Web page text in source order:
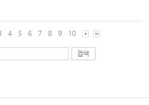
4 5 6 7 8 9 10